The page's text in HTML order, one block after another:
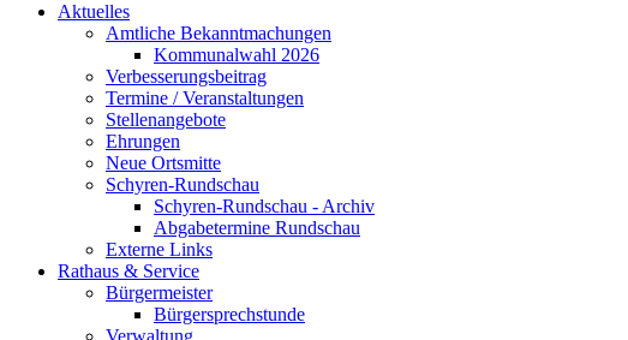
Aktuelles
Amtliche Bekanntmachungen
Kommunalwahl 2026
Verbesserungsbeitrag
Termine / Veranstaltungen
Stellenangebote
Ehrungen
Neue Ortsmitte
Schyren-Rundschau
Schyren-Rundschau - Archiv
Abgabetermine Rundschau
Externe Links
Rathaus & Service
Bürgermeister
Bürgersprechstunde
Verwaltung